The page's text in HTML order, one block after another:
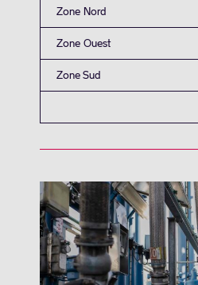
Zone Nord
Zone Ouest
Zone Sud